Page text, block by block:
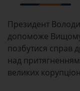
Президент
допоможе Вищому
позбутися справ
над притягненням
великих